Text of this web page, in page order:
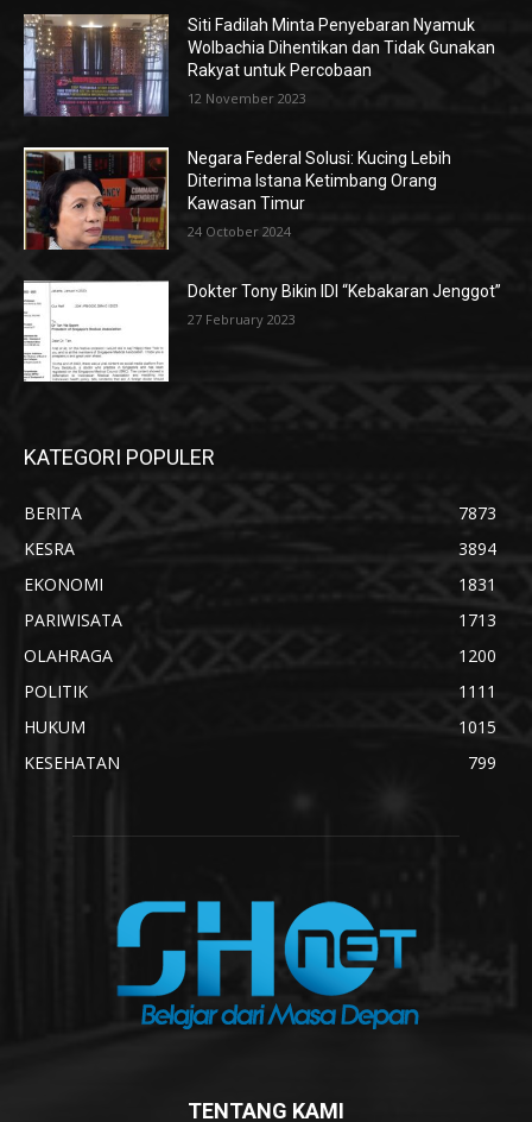
Siti Fadilah Minta Penyebaran Nyamuk
Wolbachia Dihentikan dan Tidak Gunakan
Rakyat untuk Percobaan
12 November 2023
Negara Federal Solusi: Kucing Lebih
Diterima Istana Ketimbang Orang
Kawasan Timur
24 October 2024
Dokter Tony Bikin IDI “Kebakaran Jenggot”
27 February 2023
KATEGORI POPULER
BERITA
7873
KESRA
3894
EKONOMI
1831
PARIWISATA
1713
OLAHRAGA
1200
POLITIK
1111
HUKUM
1015
KESEHATAN
799
TENTANG KAMI